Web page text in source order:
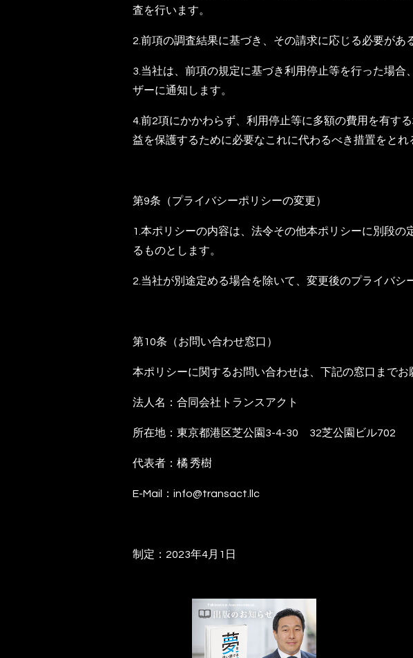
査を行います。
2.前項の調査結果に基づき、その請求に応じる必要が
3.当社は、前項の規定に基づき利用停止等を行った場
ザーに通知します。
4.前2項にかかわらず、利用停止等に多額の費用を有す
益を保護するために必要なこれに代わるべき措置をと
第9条（プライバシーポリシーの変更）
1.本ポリシーの内容は、法令その他本ポリシーに別段
るものとします。
2.当社が別途定める場合を除いて、変更後のプライバシ
第10条（お問い合わせ窓口）
本ポリシーに関するお問い合わせは、下記の窓口までお
法人名：合同会社トランスアクト
所在地：東京都港区芝公園3-4-30 32芝公園ビル702
代表者：橘 秀樹
E-Mail：info@transact.llc
制定：2023年4月1日